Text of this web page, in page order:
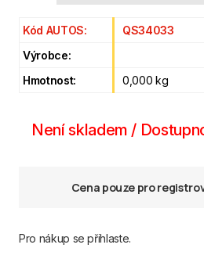
Kód AUTOS:
QS34033
Výrobce:
Hmotnost:
0,000 kg
Není skladem /
Cena pouze pro
Pro nákup se přihlaste.